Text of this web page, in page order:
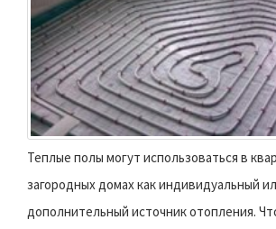
Теплые полы могут использоваться в
загородных домах как индивидуальный
дополнительный источник отопления.